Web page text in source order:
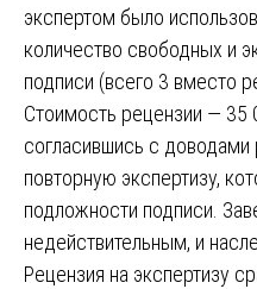
экспертом было
количество свободных и
подписи (всего 3 вместо
Стоимость рецензии — 35
согласившись с доводами
повторную экспертизу,
подложности подписи.
недействительным, и
Рецензия на экспертизу